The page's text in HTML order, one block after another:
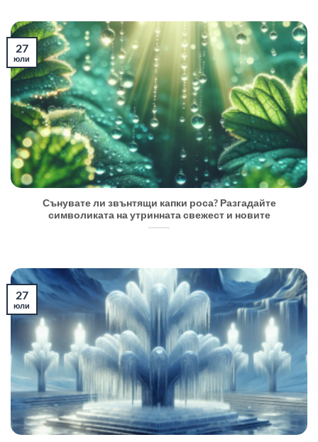
Сънувате ли звънтящи капки роса? Разгадайте
символиката на утринната свежест и новите
27
юли
27
юли